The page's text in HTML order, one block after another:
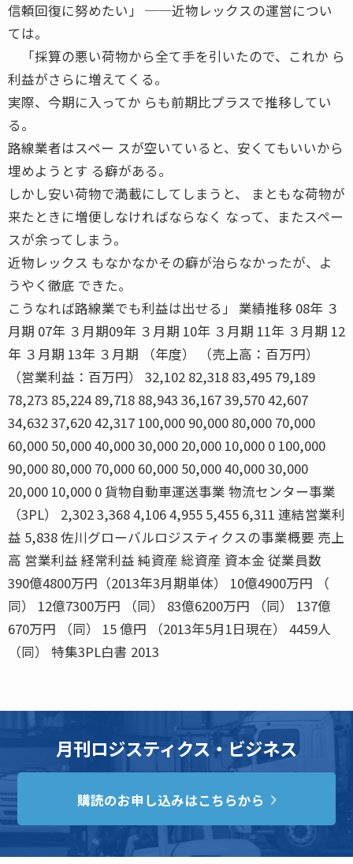
信頼回復に努めたい」 ──近物レックスの運営につい
ては。
「採算の悪い荷物から全て手を引いたので、これか ら
利益がさらに増えてくる。
実際、今期に入ってか らも前期比プラスで推移してい
る。
路線業者はスペー スが空いていると、安くてもいいから
埋めようとす る癖がある。
しかし安い荷物で満載にしてしまうと、 まともな荷物が
来たときに増便しなければならなく なって、またスペー
スが余ってしまう。
近物レックス もなかなかその癖が治らなかったが、よ
うやく徹底 できた。
こうなれば路線業でも利益は出せる」 業績推移 08年 ３
月期 07年 ３月期09年 ３月期 10年 ３月期 11年 ３月期 12
年 ３月期 13年 ３月期 （年度） （売上高：百万円）
（営業利益：百万円） 32,102 82,318 83,495 79,189
78,273 85,224 89,718 88,943 36,167 39,570 42,607
34,632 37,620 42,317 100,000 90,000 80,000 70,000
60,000 50,000 40,000 30,000 20,000 10,000 0 100,000
90,000 80,000 70,000 60,000 50,000 40,000 30,000
20,000 10,000 0 貨物自動車運送事業 物流センター事業
（3PL） 2,302 3,368 4,106 4,955 5,455 6,311 連結営業利
益 5,838 佐川グローバルロジスティクスの事業概要 売上
高 営業利益 経常利益 純資産 総資産 資本金 従業員数
390億4800万円（2013年3月期単体） 10億4900万円 （
同） 12億7300万円 （同） 83億6200万円 （同） 137億
670万円 （同） 15 億円 （2013年5月1日現在） 4459人
（同） 特集3PL白書 2013
月刊ロジスティクス・ビジネス
購読のお申し込みはこちらから